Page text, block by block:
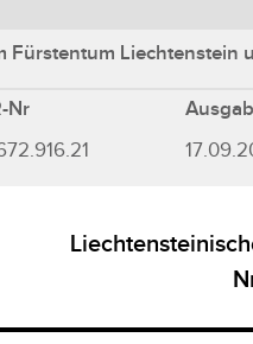
Fürstentum Liechtenstein
Nr